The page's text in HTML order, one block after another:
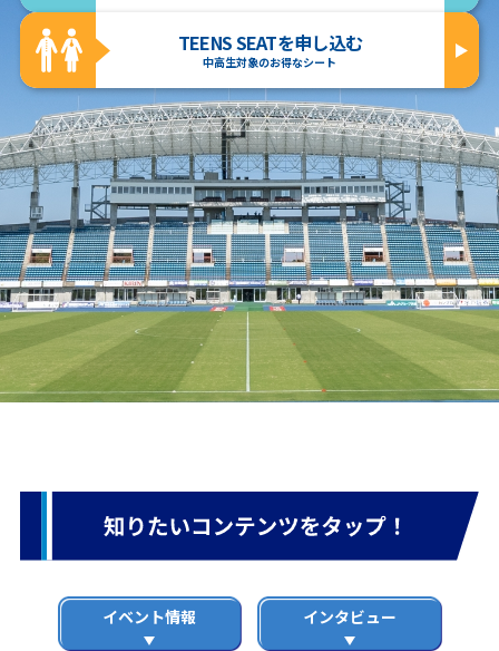
TEENS SEATを申し込む
中高生対象のお得なシート
イベント情報 インタビュー